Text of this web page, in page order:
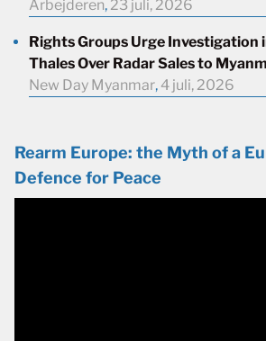
Arbejderen, 23 juli, 2026
Rights Groups Urge Investigation
Thales Over Radar Sales to
New Day Myanmar, 4 juli, 2026
Rearm Europe: the Myth of a
Defence for Peace